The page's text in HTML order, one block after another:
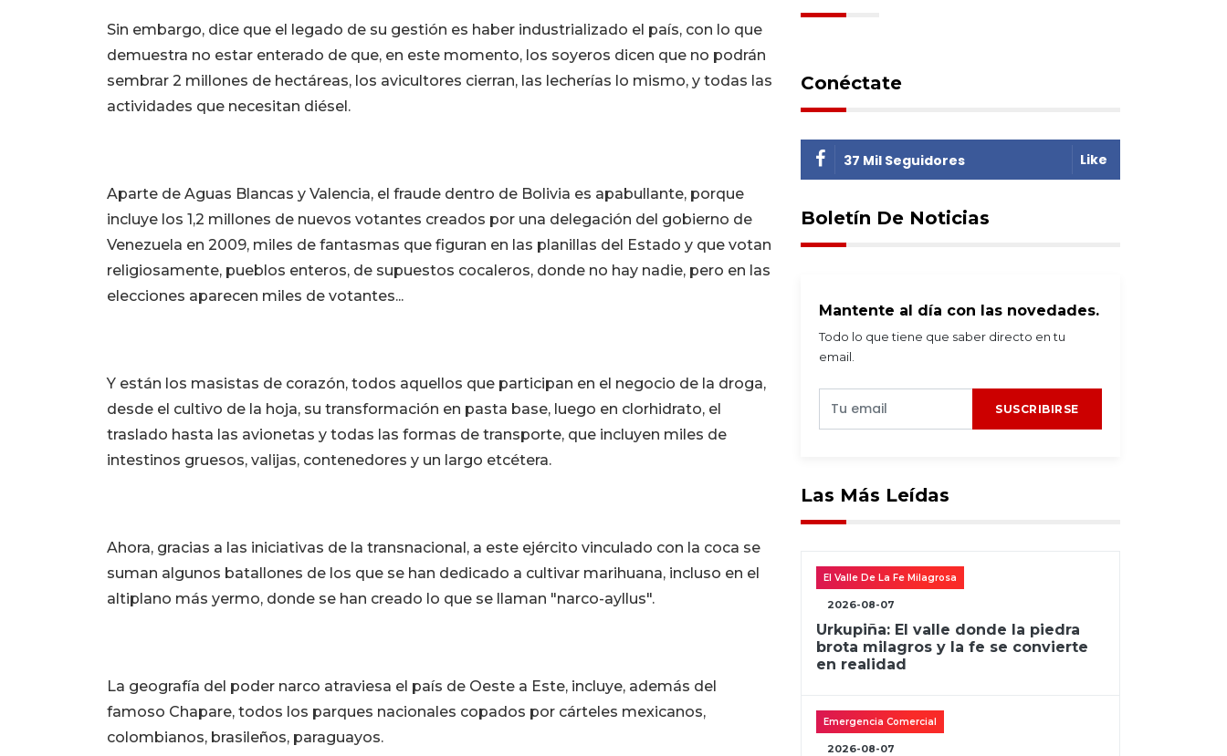
Sin embargo, dice que el legado de su gestión es haber industrializado el país, con lo que
demuestra no estar enterado de que, en este momento, los soyeros dicen que no podrán
sembrar 2 millones de hectáreas, los avicultores cierran, las lecherías lo mismo, y todas las
actividades que necesitan diésel.
Aparte de Aguas Blancas y Valencia, el fraude dentro de Bolivia es apabullante, porque
incluye los 1,2 millones de nuevos votantes creados por una delegación del gobierno de
Venezuela en 2009, miles de fantasmas que figuran en las planillas del Estado y que votan
religiosamente, pueblos enteros, de supuestos cocaleros, donde no hay nadie, pero en las
elecciones aparecen miles de votantes...
Y están los masistas de corazón, todos aquellos que participan en el negocio de la droga,
desde el cultivo de la hoja, su transformación en pasta base, luego en clorhidrato, el
traslado hasta las avionetas y todas las formas de transporte, que incluyen miles de
intestinos gruesos, valijas, contenedores y un largo etcétera.
Ahora, gracias a las iniciativas de la transnacional, a este ejército vinculado con la coca se
suman algunos batallones de los que se han dedicado a cultivar marihuana, incluso en el
altiplano más yermo, donde se han creado lo que se llaman "narco-ayllus".
La geografía del poder narco atraviesa el país de Oeste a Este, incluye, además del
famoso Chapare, todos los parques nacionales copados por cárteles mexicanos,
colombianos, brasileños, paraguayos.
Conéctate
37 Mil Seguidores Like
Boletín De Noticias
Mantente al día con las novedades.
Todo lo que tiene que saber directo en tu
email.
SUSCRIBIRSE
Las Más Leídas
El Valle De La Fe Milagrosa
2026-08-07
Urkupiña: El valle donde la piedra
brota milagros y la fe se convierte
en realidad
Emergencia Comercial
2026-08-07